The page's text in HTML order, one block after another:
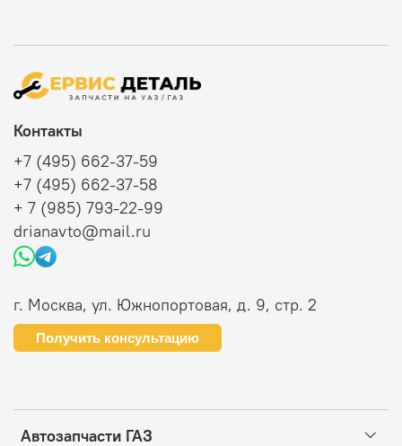
Автозапчасти ГАЗ
Контакты
+7 (495) 662-37-59
+7 (495) 662-37-58
+ 7 (985) 793-22-99
drianavto@mail.ru
г. Москва, ул. Южнопортовая, д. 9, стр. 2
Получить консультацию